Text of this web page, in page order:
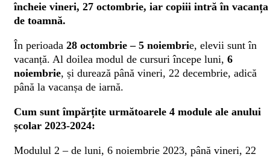
încheie vineri, 27 octombrie, iar copiii intră în vacanța
de toamnă.
În perioada 28 octombrie – 5 noiembrie, elevii sunt în
vacanță. Al doilea modul de cursuri începe luni, 6
noiembrie, și durează până vineri, 22 decembrie, adică
până la vacanșa de iarnă.
Cum sunt împărțite următoarele 4 module ale anului
școlar 2023-2024:
Modulul 2 – de luni, 6 noiembrie 2023, până vineri, 22